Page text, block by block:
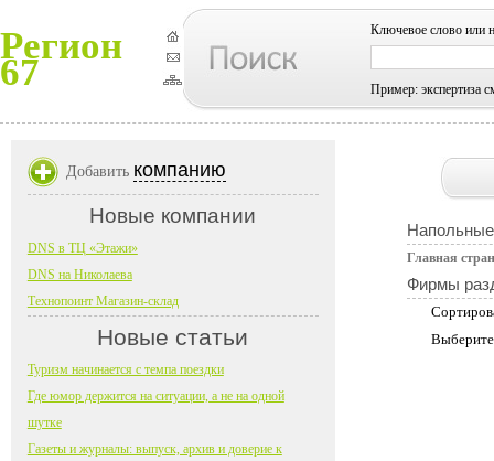
Регион
67
Ключевое слово или
Пример: экспертиза
Главная
Фирмы
Добавить компанию
Новые компании
DNS в ТЦ «Этажи»
DNS на Николаева
Технопоинт Магазин-склад
Новые статьи
Туризм начинается с темпа поездки
Где юмор держится на ситуации, а не на одной
шутке
Газеты и журналы: выпуск, архив и доверие к